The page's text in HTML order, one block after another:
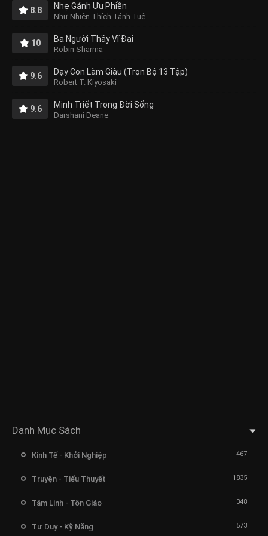
8.8 Nhẹ Gánh Ưu Phiền
Như Nhiên Thích Tánh Tuệ
10 Ba Người Thầy Vĩ Đại
Robin Sharma
9.6 Dạy Con Làm Giàu (Trọn Bộ 13 Tập)
Robert T. Kiyosaki
9.6 Minh Triết Trong Đời Sống
Darshani Deane
Danh Mục Sách
Kinh Tế - Khởi Nghiệp 467
Truyện - Tiểu Thuyết 1835
Tâm Linh - Tôn Giáo 348
Tư Duy - Kỹ Năng 573